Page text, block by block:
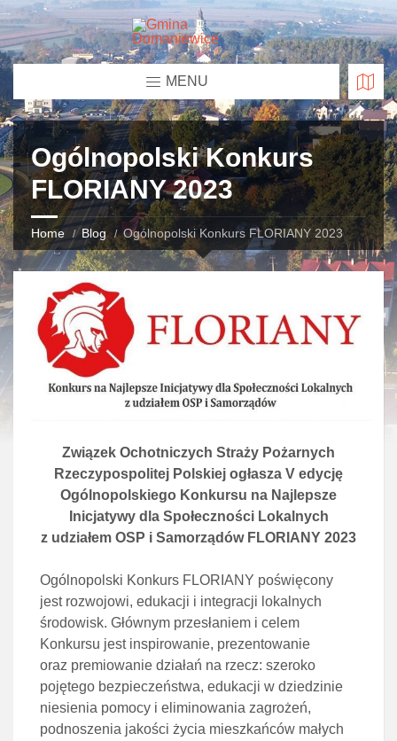
MENU
Ogólnopolski Konkurs
FLORIANY 2023
Home Blog Ogólnopolski Konkurs FLORIANY 2023
Związek Ochotniczych Straży Pożarnych
Rzeczypospolitej Polskiej ogłasza V edycję
Ogólnopolskiego Konkursu na Najlepsze
Inicjatywy dla Społeczności Lokalnych
z udziałem OSP i Samorządów FLORIANY 2023
Ogólnopolski Konkurs FLORIANY poświęcony
jest rozwojowi, edukacji i integracji lokalnych
środowisk. Głównym przesłaniem i celem
Konkursu jest inspirowanie, prezentowanie
oraz premiowanie działań na rzecz: szeroko
pojętego bezpieczeństwa, edukacji w dziedzinie
niesienia pomocy i eliminowania zagrożeń,
podnoszenia jakości życia mieszkańców małych